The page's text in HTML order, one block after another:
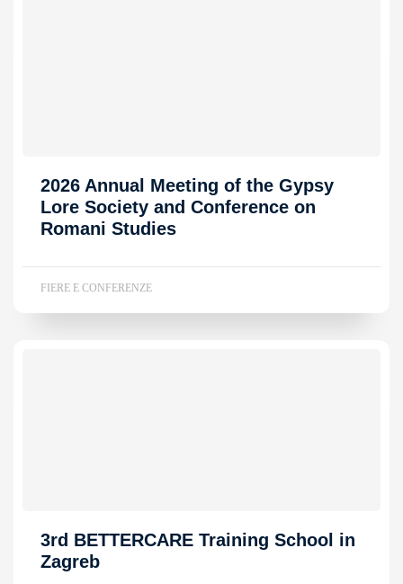
2026 Annual Meeting of the Gypsy
Lore Society and Conference on
Romani Studies
FIERE E CONFERENZE
3rd BETTERCARE Training School in
Zagreb